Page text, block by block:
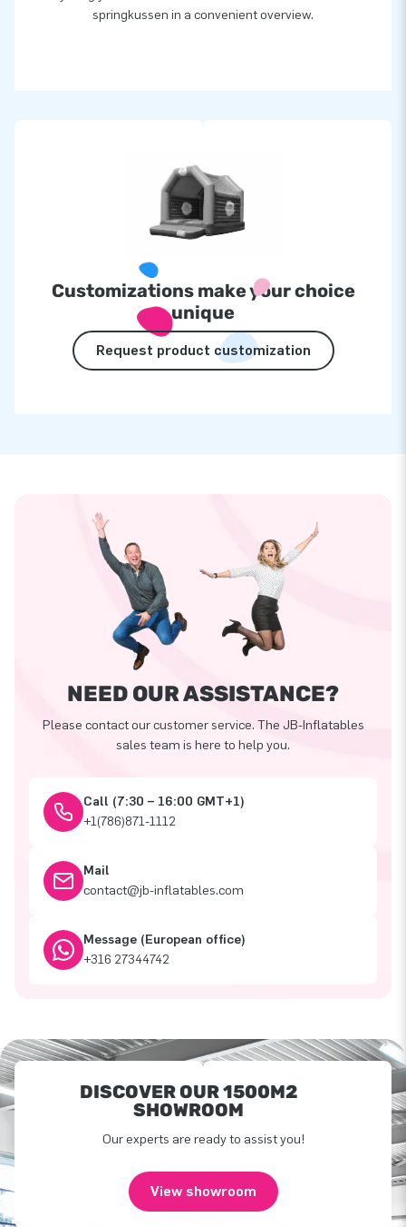
springkussen in a convenient overview.
Customizations make your choice
unique
Request product customization
NEED OUR ASSISTANCE?
Please contact our customer service. The JB-Inflatables
sales team is here to help you.
Call (7:30 – 16:00 GMT+1)
+1(786)871-1112
Mail
contact@jb-inflatables.com
Message (European office)
+316 27344742
DISCOVER OUR 1500M2
SHOWROOM
Our experts are ready to assist you!
View showroom